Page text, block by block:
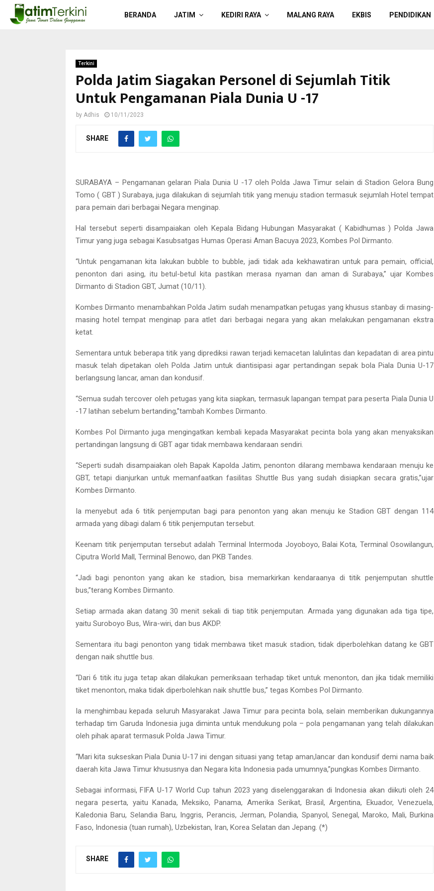
BERANDA JATIM KEDIRI RAYA MALANG RAYA EKBIS PENDIDIKAN
Terkini
Polda Jatim Siagakan Personel di Sejumlah Titik
Untuk Pengamanan Piala Dunia U -17
by Adhis 10/11/2023
SHARE
SURABAYA – Pengamanan gelaran Piala Dunia U -17 oleh Polda Jawa Timur selain di Stadion Gelora Bung
Tomo ( GBT ) Surabaya, juga dilakukan di sejumlah titik yang menuju stadion termasuk sejumlah Hotel tempat
para pemain dari berbagai Negara menginap.
Hal tersebut seperti disampaiakan oleh Kepala Bidang Hubungan Masyarakat ( Kabidhumas ) Polda Jawa
Timur yang juga sebagai Kasubsatgas Humas Operasi Aman Bacuya 2023, Kombes Pol Dirmanto.
“Untuk pengamanan kita lakukan bubble to bubble, jadi tidak ada kekhawatiran untuk para pemain, official,
penonton dari asing, itu betul-betul kita pastikan merasa nyaman dan aman di Surabaya,” ujar Kombes
Dirmanto di Stadion GBT, Jumat (10/11).
Kombes Dirmanto menambahkan Polda Jatim sudah menampatkan petugas yang khusus stanbay di masing-
masing hotel tempat menginap para atlet dari berbagai negara yang akan melakukan pengamanan ekstra
ketat.
Sementara untuk beberapa titik yang diprediksi rawan terjadi kemacetan lalulintas dan kepadatan di area pintu
masuk telah dipetakan oleh Polda Jatim untuk diantisipasi agar pertandingan sepak bola Piala Dunia U-17
berlangsung lancar, aman dan kondusif.
“Semua sudah tercover oleh petugas yang kita siapkan, termasuk lapangan tempat para peserta Piala Dunia U
-17 latihan sebelum bertanding,”tambah Kombes Dirmanto.
Kombes Pol Dirmanto juga mengingatkan kembali kepada Masyarakat pecinta bola yang akan menyaksikan
pertandingan langsung di GBT agar tidak membawa kendaraan sendiri.
“Seperti sudah disampaiakan oleh Bapak Kapolda Jatim, penonton dilarang membawa kendaraan menuju ke
GBT, tetapi dianjurkan untuk memanfaatkan fasilitas Shuttle Bus yang sudah disiapkan secara gratis,”ujar
Kombes Dirmanto.
Ia menyebut ada 6 titik penjemputan bagi para penonton yang akan menuju ke Stadion GBT dengan 114
armada yang dibagi dalam 6 titik penjemputan tersebut.
Keenam titik penjemputan tersebut adalah Terminal Intermoda Joyoboyo, Balai Kota, Terminal Osowilangun,
Ciputra World Mall, Terminal Benowo, dan PKB Tandes.
“Jadi bagi penonton yang akan ke stadion, bisa memarkirkan kendaraanya di titik penjemputan shuttle
bus,”terang Kombes Dirmanto.
Setiap armada akan datang 30 menit sekali di tiap titik penjemputan. Armada yang digunakan ada tiga tipe,
yaitu Suroboyo Bus, Wira-wiri, dan bus AKDP.
Sementara itu bagi penonton yang tidak membawa tiket masuk stadion, tidak diperbolehkan datang ke GBT
dengan naik shuttle bus.
“Dari 6 titik itu juga tetap akan dilakukan pemeriksaan terhadap tiket untuk menonton, dan jika tidak memiliki
tiket menonton, maka tidak diperbolehkan naik shuttle bus,” tegas Kombes Pol Dirmanto.
Ia menghimbau kepada seluruh Masyarakat Jawa Timur para pecinta bola, selain memberikan dukungannya
terhadap tim Garuda Indonesia juga diminta untuk mendukung pola – pola pengamanan yang telah dilakukan
oleh pihak aparat termasuk Polda Jawa Timur.
“Mari kita sukseskan Piala Dunia U-17 ini dengan situasi yang tetap aman,lancar dan kondusif demi nama baik
daerah kita Jawa Timur khususnya dan Negara kita Indonesia pada umumnya,”pungkas Kombes Dirmanto.
Sebagai informasi, FIFA U-17 World Cup tahun 2023 yang diselenggarakan di Indonesia akan diikuti oleh 24
negara peserta, yaitu Kanada, Meksiko, Panama, Amerika Serikat, Brasil, Argentina, Ekuador, Venezuela,
Kaledonia Baru, Selandia Baru, Inggris, Perancis, Jerman, Polandia, Spanyol, Senegal, Maroko, Mali, Burkina
Faso, Indonesia (tuan rumah), Uzbekistan, Iran, Korea Selatan dan Jepang. (*)
SHARE